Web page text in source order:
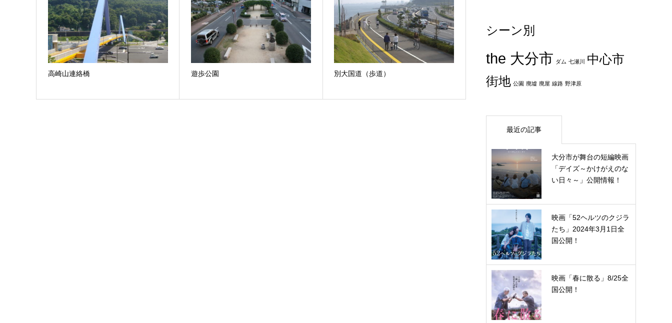
高崎山連絡橋 遊歩公園 別大国道（歩道）
シーン別
the 大分市 ダム 七瀬川
中心市
街地 公園 廃墟 廃屋 線路 野津原
最近の記事
大分市が舞台の短編映画
「デイズ～かけがえのな
い日々～」公開情報！
映画「52ヘルツのクジラ
たち」2024年3月1日全
国公開！
映画「春に散る」8/25全
国公開！